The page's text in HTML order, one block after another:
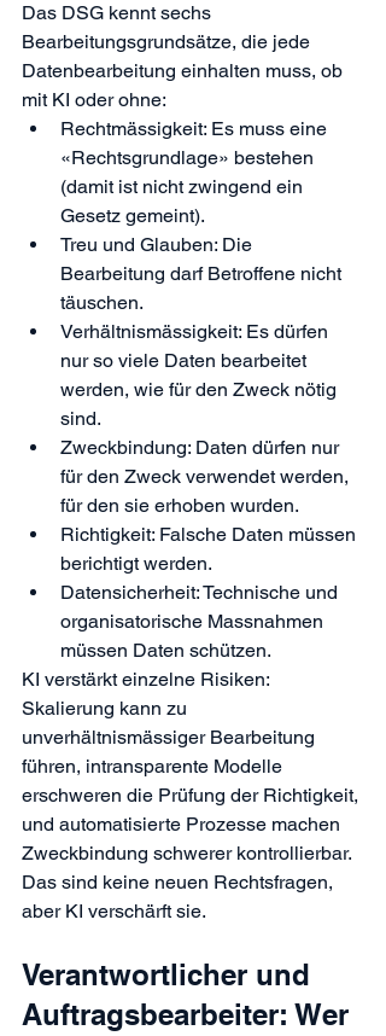
Das DSG kennt sechs
Bearbeitungsgrundsätze, die jede
Datenbearbeitung einhalten muss, ob
mit KI oder ohne:
Rechtmässigkeit: Es muss eine
«Rechtsgrundlage» bestehen
(damit ist nicht zwingend ein
Gesetz gemeint).
Treu und Glauben: Die
Bearbeitung darf Betroffene nicht
täuschen.
Verhältnismässigkeit: Es dürfen
nur so viele Daten bearbeitet
werden, wie für den Zweck nötig
sind.
Zweckbindung: Daten dürfen nur
für den Zweck verwendet werden,
für den sie erhoben wurden.
Richtigkeit: Falsche Daten müssen
berichtigt werden.
Datensicherheit: Technische und
organisatorische Massnahmen
müssen Daten schützen.
KI verstärkt einzelne Risiken:
Skalierung kann zu
unverhältnismässiger Bearbeitung
führen, intransparente Modelle
erschweren die Prüfung der Richtigkeit,
und automatisierte Prozesse machen
Zweckbindung schwerer kontrollierbar.
Das sind keine neuen Rechtsfragen,
aber KI verschärft sie.
Verantwortlicher und
Auftragsbearbeiter: Wer